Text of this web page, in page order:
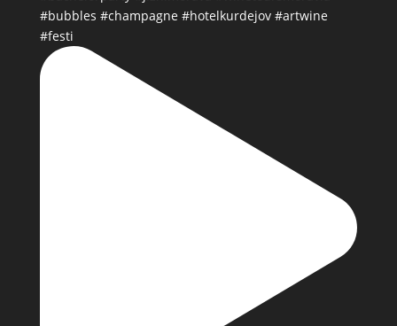
#bubbles #champagne #hotelkurdejov #artwine
#festi